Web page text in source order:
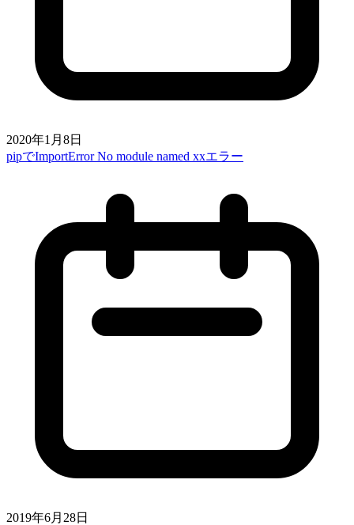
2020年1月8日
pipでImportError No module named xxエラー
2019年6月28日